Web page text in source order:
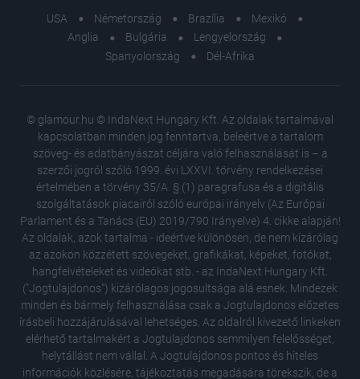
USA Németország Brazília
Mexikó
Anglia
Bulgária
Lengyelország
Spanyolország
Dél-Afrika
© glamour.hu © IndaNext Hungary Kft. Az oldalak tartalmával
kapcsolatban minden jog fenntartva, beleértve a tartalom
szöveg- és adatbányászat céljára való felhasználását is – a
szerzői jogról szóló 1999. évi LXXVI. törvény rendelkezései
értelmében a törvény 35/A. § (1) paragrafusa és a digitális
szolgáltatások piacairól szóló európai irányelv (Az Európai
Parlament és a Tanács (EU) 2019/790 Irányelve) 4. cikke alapján!
Az oldalak, azok tartalma - ideértve különösen, de nem kizárólag
az azokon közzétett szövegeket, grafikákat, képeket, fotókat,
hangfelvételeket és videókat stb. - az IndaNext Hungary Kft.
("Jogtulajdonos") kizárólagos jogosultsága alá esnek. Mindezek
minden és bármely felhasználása csak a Jogtulajdonos előzetes
írásbeli hozzájárulásával lehetséges. Az oldalról kivezető linkeken
elérhető tartalmakért a Jogtulajdonos semmilyen felelősséget,
helytállást nem vállal. A Jogtulajdonos pontos és hiteles
információk közlésére, tájékoztatás megadására törekszik, de a